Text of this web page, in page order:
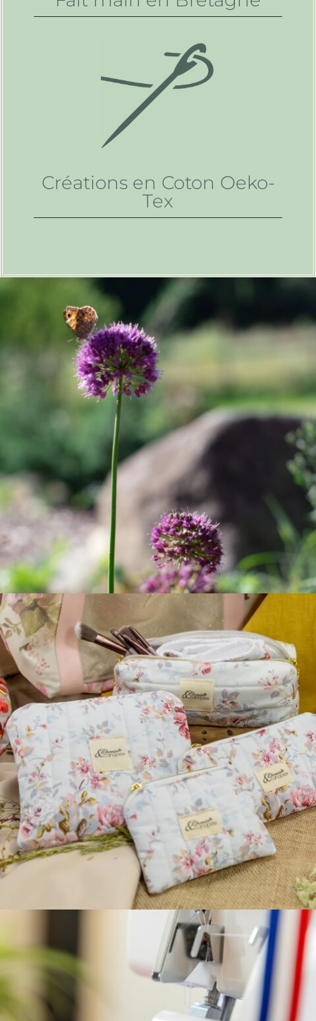
Créations en Coton Oeko-
Tex